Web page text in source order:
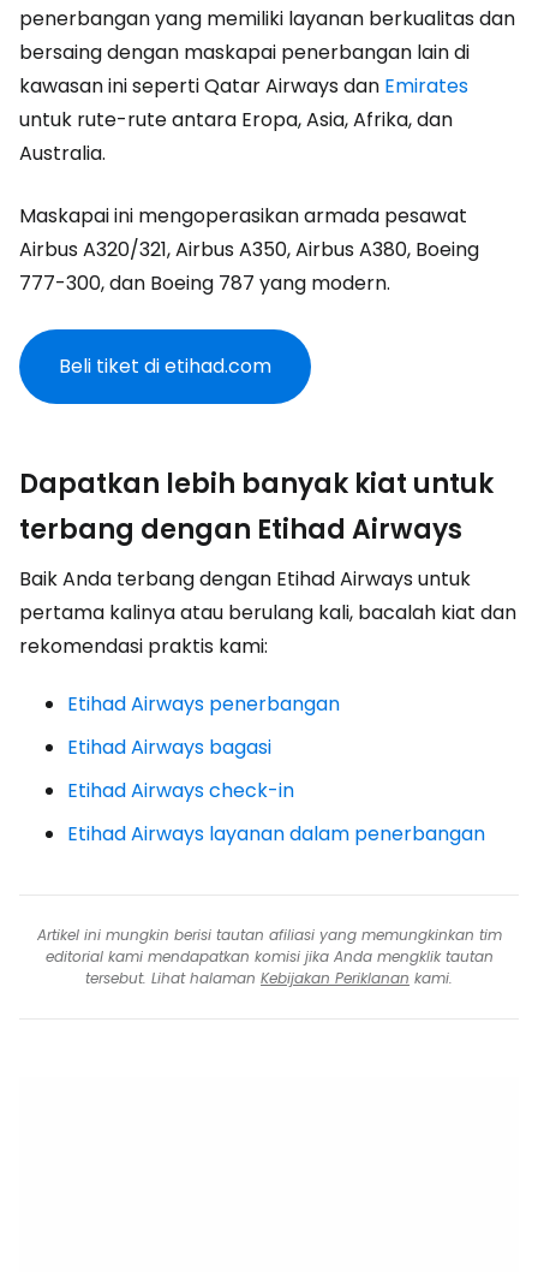
penerbangan yang memiliki layanan berkualitas dan
bersaing dengan maskapai penerbangan lain di
kawasan ini seperti Qatar Airways dan Emirates
untuk rute-rute antara Eropa, Asia, Afrika, dan
Australia.
Maskapai ini mengoperasikan armada pesawat
Airbus A320/321, Airbus A350, Airbus A380, Boeing
777-300, dan Boeing 787 yang modern.
Beli tiket di etihad.com
Dapatkan lebih banyak kiat untuk
terbang dengan Etihad Airways
Baik Anda terbang dengan Etihad Airways untuk
pertama kalinya atau berulang kali, bacalah kiat dan
rekomendasi praktis kami:
Etihad Airways penerbangan
Etihad Airways bagasi
Etihad Airways check-in
Etihad Airways layanan dalam penerbangan
Artikel ini mungkin berisi tautan afiliasi yang memungkinkan tim
editorial kami mendapatkan komisi jika Anda mengklik tautan
tersebut. Lihat halaman Kebijakan Periklanan kami.